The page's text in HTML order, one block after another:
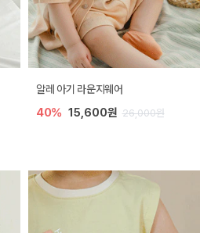
알레 아기 라운지웨어
40% 15,600원 26,000원